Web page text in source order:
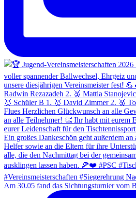
Am 30.05 fand das Sichtungsturnier vom